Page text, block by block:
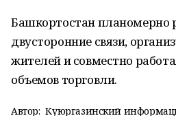
Башкортостан планомерно
двусторонние связи,
жителей и совместно
объемов торговли.
Автор: Куюргазинский